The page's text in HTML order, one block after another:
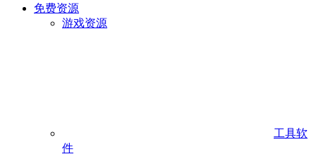
免费资源
游戏资源
工具软
件